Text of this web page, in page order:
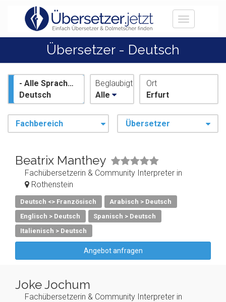
Toggle
Übersetzer - Deutsch
- Alle Sprachen -
Deutsch
Beglaubigt
Alle
Ort
Erfurt
Fachbereich Übersetzer
Beatrix Manthey
Fachübersetzerin & Community Interpreter in
Rothenstein
Deutsch <> Französisch
Arabisch > Deutsch
Englisch > Deutsch
Spanisch > Deutsch
Italienisch > Deutsch
Angebot anfragen
Joke Jochum
Fachübersetzerin & Community Interpreter in